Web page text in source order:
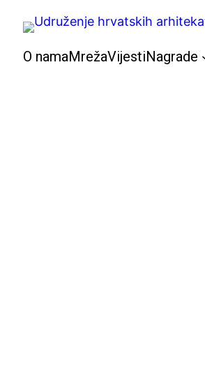
Skoči
sadržaja
O namaMrežaVijestiNagrade